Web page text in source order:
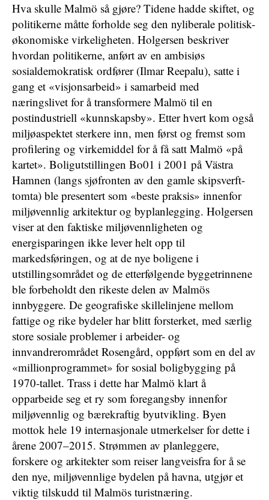
Hva skulle Malmö så gjøre? Tidene hadde skiftet, og
politikerne måtte forholde seg den nyliberale politisk-
økonomiske virkeligheten. Holgersen beskriver
hvordan politikerne, anført av en ambisiøs
sosialdemokratisk ordfører (Ilmar Reepalu), satte i
gang et «visjonsarbeid» i samarbeid med
næringslivet for å transformere Malmö til en
postindustriell «kunnskapsby». Etter hvert kom også
miljøaspektet sterkere inn, men først og fremst som
profilering og virkemiddel for å få satt Malmö «på
kartet». Boligutstillingen Bo01 i 2001 på Västra
Hamnen (langs sjøfronten av den gamle skipsverft-
tomta) ble presentert som «beste praksis» innenfor
miljøvennlig arkitektur og byplanlegging. Holgersen
viser at den faktiske miljøvennligheten og
energisparingen ikke lever helt opp til
markedsføringen, og at de nye boligene i
utstillingsområdet og de etterfølgende byggetrinnene
ble forbeholdt den rikeste delen av Malmös
innbyggere. De geografiske skillelinjene mellom
fattige og rike bydeler har blitt forsterket, med særlig
store sosiale problemer i arbeider- og
innvandrerområdet Rosengård, oppført som en del av
«millionprogrammet» for sosial boligbygging på
1970-tallet. Trass i dette har Malmö klart å
opparbeide seg et ry som foregangsby innenfor
miljøvennlig og bærekraftig byutvikling. Byen
mottok hele 19 internasjonale utmerkelser for dette i
årene 2007–2015. Strømmen av planleggere,
forskere og arkitekter som reiser langveisfra for å se
den nye, miljøvennlige bydelen på havna, utgjør et
viktig tilskudd til Malmös turistnæring.